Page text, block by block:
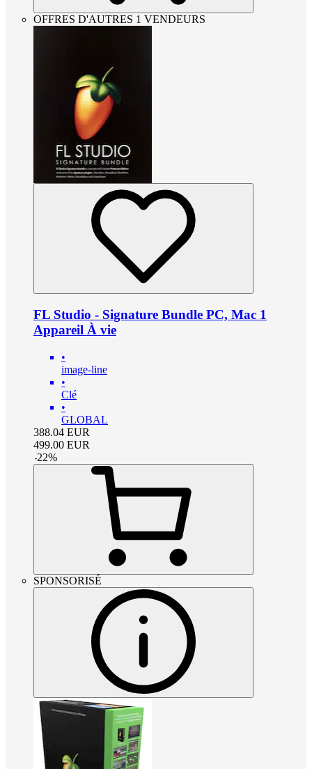
OFFRES D'AUTRES 1 VENDEURS
FL Studio - Signature Bundle PC, Mac 1
Appareil À vie
•
image-line
•
Clé
•
GLOBAL
388.04 EUR
499.00 EUR
-22%
SPONSORISÉ